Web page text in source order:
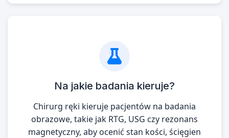
Na jakie badania kieruje?
Chirurg ręki kieruje pacjentów na badania
obrazowe, takie jak RTG, USG czy rezonans
magnetyczny, aby ocenić stan kości, ścięgien